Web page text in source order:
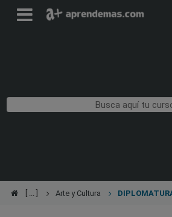
Arte y Cultura